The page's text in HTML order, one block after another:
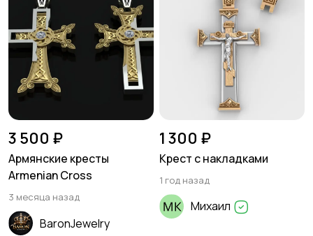
3 500 ₽
Армянские кресты
Armenian Cross
3 месяца назад
BaronJewelry
1 300 ₽
Крест с накладками
1 год назад
Михаил